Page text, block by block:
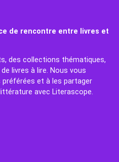
de rencontre entre livres et
des collections thématiques,
livres à lire. Nous vous
et à les partager
avec Literascope.